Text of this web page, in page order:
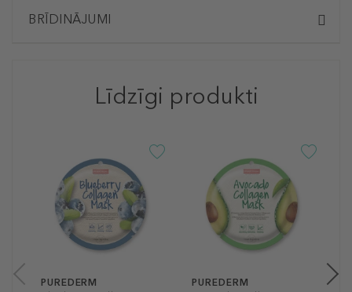
BRĪDINĀJUMI
Līdzīgi produkti
PUREDERM
PUREDERM